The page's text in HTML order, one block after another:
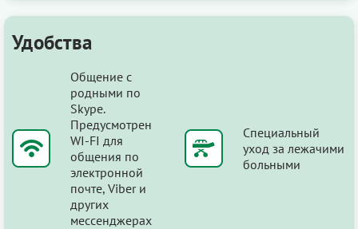
Удобства
Общение с
родными по
Skype.
Предусмотрен
WI-FI для
общения по
электронной
почте, Viber и
других
мессенджерах
Специальный
уход за лежачими
больными